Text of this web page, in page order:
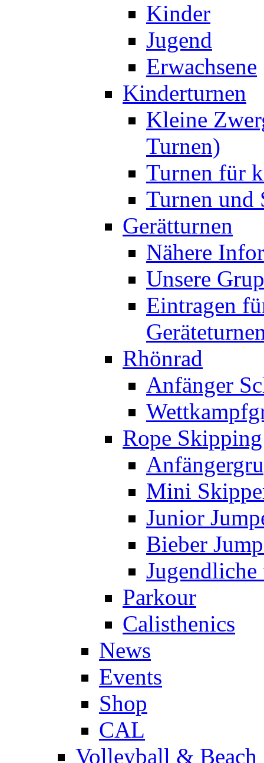
Kinder
Jugend
Erwachsene
Kinderturnen
Kleine
Turnen)
Turnen für
Turnen und
Gerätturnen
Nähere
Unsere
Eintragen
Rhönrad
Anfänger
Rope Skipping
Mini
Junior
Bieber
Jugendliche
Parkour
Calisthenics
News
Events
Shop
CAL
Volleyball & Beach